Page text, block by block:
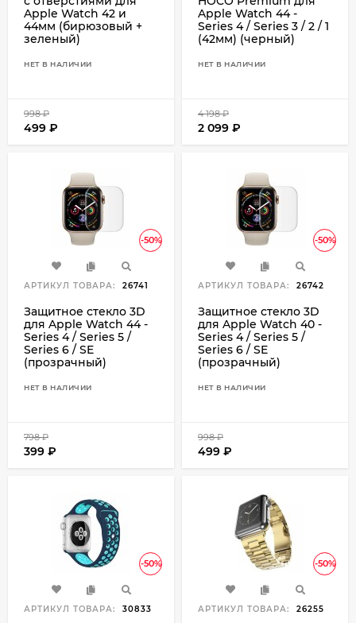
Apple Watch 42 и
44мм (бирюзовый +
зеленый)
НЕТ В НАЛИЧИИ
998₽
499 ₽
Apple Watch 44 -
Series 4 / Series 3 / 2 / 1
(42мм) (черный)
НЕТ В НАЛИЧИИ
4 198₽
2 099 ₽
-50%
АРТИКУЛ ТОВАРА: 26741
Защитное стекло 3D
для Apple Watch 44 -
Series 4 / Series 5 /
Series 6 / SE
(прозрачный)
НЕТ В НАЛИЧИИ
798₽
399 ₽
-50%
АРТИКУЛ ТОВАРА: 26742
Защитное стекло 3D
для Apple Watch 40 -
Series 4 / Series 5 /
Series 6 / SE
(прозрачный)
НЕТ В НАЛИЧИИ
998₽
499 ₽
-50%
АРТИКУЛ ТОВАРА: 30833
-50%
АРТИКУЛ ТОВАРА: 26255